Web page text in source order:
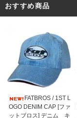
おすすめ商品
FATBROS / 1ST L
OGO DENIM CAP [ファ
ットブロス] デニム キ